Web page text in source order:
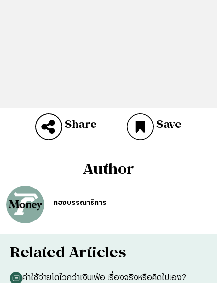
Share Save
Author
กองบรรณาธิการ
Related Articles
ค่าใช้จ่ายโตไวกว่าเงินเฟ้อ เรื่องจริงหรือคิดไปเอง?